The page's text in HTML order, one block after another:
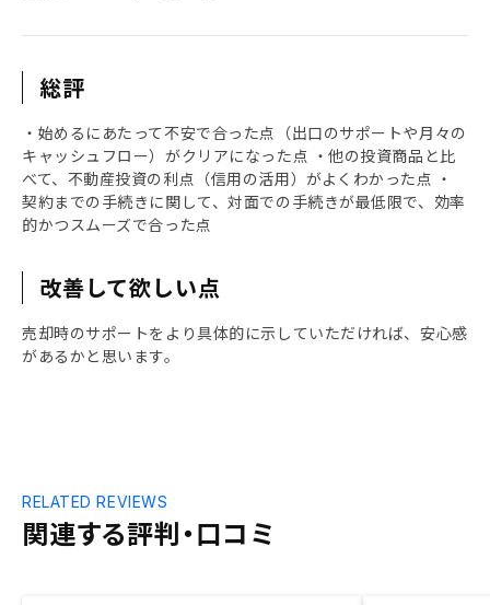
総評
・始めるにあたって不安で合った点（出口のサポートや月々の
キャッシュフロー）がクリアになった点 ・他の投資商品と比
べて、不動産投資の利点（信用の活用）がよくわかった点 ・
契約までの手続きに関して、対面での手続きが最低限で、効率
的かつスムーズで合った点
改善して欲しい点
売却時のサポートをより具体的に示していただければ、安心感
があるかと思います。
関連する評判・口コミ
RELATED REVIEWS